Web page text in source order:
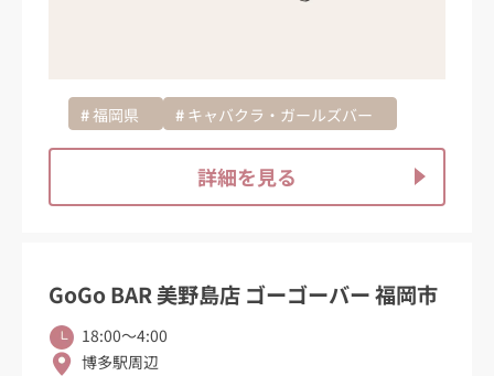
福岡県 キャバクラ・ガールズバー
詳細を見る
GoGo BAR 美野島店 ゴーゴーバー 福岡市
18:00〜4:00
博多駅周辺